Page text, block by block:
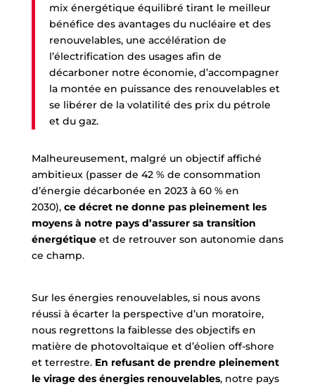
mix énergétique équilibré tirant le meilleur
bénéfice des avantages du nucléaire et des
renouvelables,une accélération de
l’électrification des usages afin de
décarboner notre économie, d’accompagner
la montée en puissance des renouvelables et
se libérer de la volatilité des prix du pétrole
et du gaz.
Malheureusement, malgré un objectif affiché
ambitieux (passer de 42 % de consommation
d’énergie décarbonée en 2023 à 60 % en
2030), ce décret ne donne pas pleinement les
moyens à notre pays d’assurer sa transition
énergétique et de retrouver son autonomie dans
ce champ.
Sur les énergies renouvelables, si nous avons
réussi à écarter la perspective d’un moratoire,
nous regrettons la faiblesse des objectifs en
matière de photovoltaïque et d’éolien off-shore
et terrestre. En refusant de prendre pleinement
le virage des énergies renouvelables, notre pays